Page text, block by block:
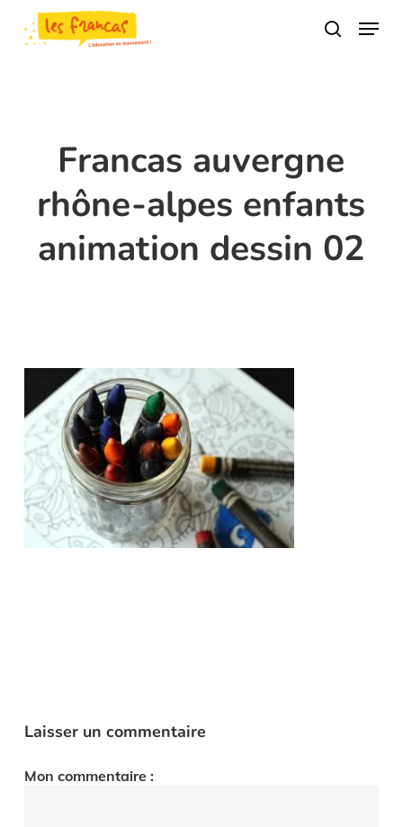
Panneau de gestion des cookies
main
search
Menu
Francas auvergne
rhône-alpes enfants
animation dessin 02
Laisser un commentaire
Mon commentaire :